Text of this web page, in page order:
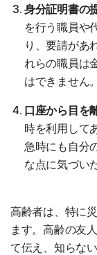
身分証明書の
を行う職員や
り、要請があ
れらの職員は
はできません。
口座から目を
時を利用して
急時にも自分
な点に気づい
高齢者は、特に
ます。高齢の友
て伝え、知らな